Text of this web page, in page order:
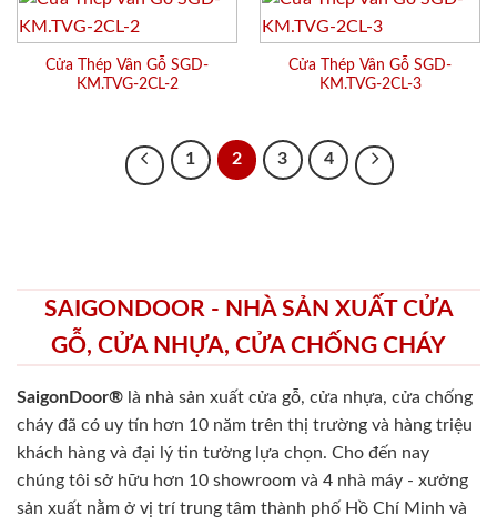
Cửa Thép Vân Gỗ SGD-
KM.TVG-2CL-2
Cửa Thép Vân Gỗ SGD-
KM.TVG-2CL-3
1 2 3 4
SAIGONDOOR - NHÀ SẢN XUẤT CỬA
GỖ, CỬA NHỰA, CỬA CHỐNG CHÁY
SaigonDoor® là nhà sản xuất cửa gỗ, cửa nhựa, cửa chống
cháy đã có uy tín hơn 10 năm trên thị trường và hàng triệu
khách hàng và đại lý tin tưởng lựa chọn. Cho đến nay
chúng tôi sở hữu hơn 10 showroom và 4 nhà máy - xưởng
sản xuất nằm ở vị trí trung tâm thành phố Hồ Chí Minh và